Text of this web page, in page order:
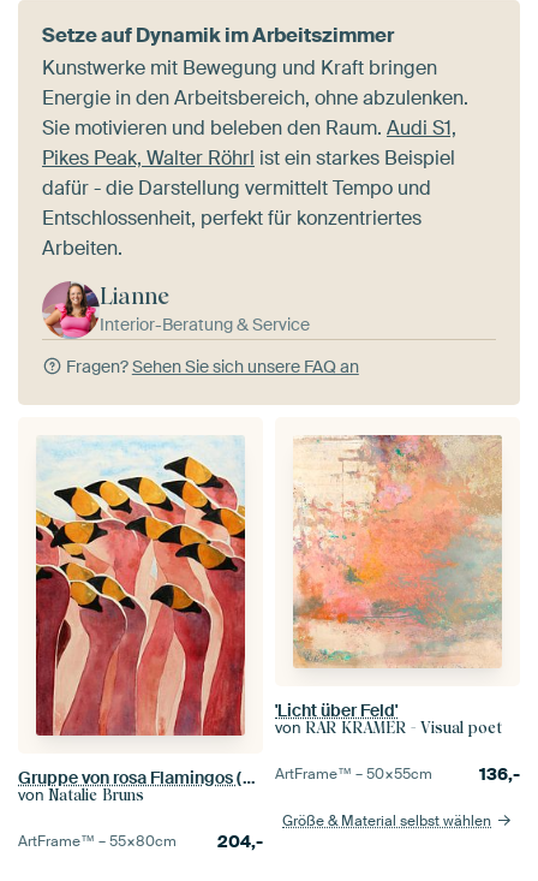
Setze auf Dynamik im Arbeitszimmer
Kunstwerke mit Bewegung und Kraft bringen
Energie in den Arbeitsbereich, ohne abzulenken.
Sie motivieren und beleben den Raum. Audi S1,
Pikes Peak, Walter Röhrl ist ein starkes Beispiel
dafür - die Darstellung vermittelt Tempo und
Entschlossenheit, perfekt für konzentriertes
Arbeiten.
Lianne
Interior-Beratung & Service
Fragen?Sehen Sie sich unsere FAQ an
Gruppe von rosa Flamingos (bunte Aquarellmalerei schöne Vögel Flamingo Tiere tropischen fröhlich)
von Natalie Bruns
ArtFrame™ –55×80cm 204,-
'Licht über Feld'
von RAR KRAMER - Visual poet
ArtFrame™ –50×55cm 136,-
Größe & Material selbst wählen